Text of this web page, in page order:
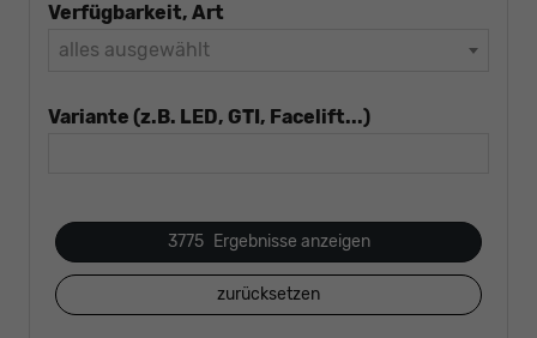
Verfügbarkeit, Art
alles ausgewählt
Variante (z.B. LED, GTI, Facelift...)
3775 Ergebnisse anzeigen
zurücksetzen